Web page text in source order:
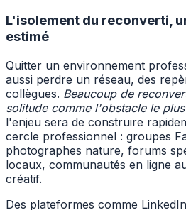
L'isolement du reconverti,
estimé
Quitter un environnement
aussi perdre un réseau, des
collègues. Beaucoup de
solitude comme l'obstacle le
l'enjeu sera de construire
cercle professionnel : groupes
photographes nature, forums
locaux, communautés en ligne
créatif.
Des plateformes comme